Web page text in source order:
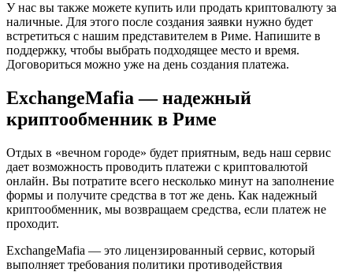
У нас вы также можете купить или продать криптовалюту за
наличные. Для этого после создания заявки нужно будет
встретиться с нашим представителем в Риме. Напишите в
поддержку, чтобы выбрать подходящее место и время.
Договориться можно уже на день создания платежа.
ExchangeMafia — надежный
криптообменник в Риме
Отдых в «вечном городе» будет приятным, ведь наш сервис
дает возможность проводить платежи с криптовалютой
онлайн. Вы потратите всего несколько минут на заполнение
формы и получите средства в тот же день. Как надежный
криптообменник, мы возвращаем средства, если платеж не
проходит.
ExchangeMafia — это лицензированный сервис, который
выполняет требования политики противодействия